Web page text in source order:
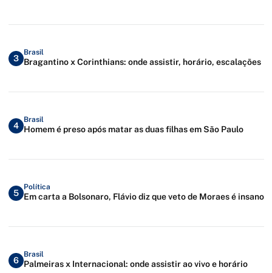
3
Brasil
Bragantino x Corinthians: onde assistir, horário, escalações
4
Brasil
Homem é preso após matar as duas filhas em São Paulo
5
Política
Em carta a Bolsonaro, Flávio diz que veto de Moraes é insano
6
Brasil
Palmeiras x Internacional: onde assistir ao vivo e horário